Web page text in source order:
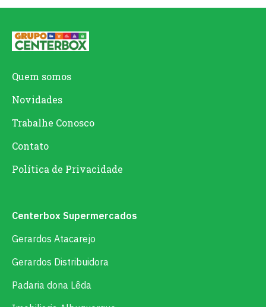
Quem somos
Novidades
Trabalhe Conosco
Contato
Política de Privacidade
Centerbox Supermercados
Gerardos Atacarejo
Gerardos Distribuidora
Padaria dona Lêda